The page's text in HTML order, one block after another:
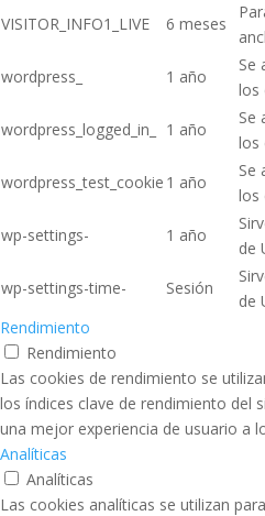
VISITOR_INFO1_LIVE
6 meses
wordpress_
1 año
Se
los
wordpress_logged_in_
1 año
Se
los
wordpress_test_cookie 1 año
Se
los
wp-settings-
1 año
de
wp-settings-time-
Sesión
de
Rendimiento
Rendimiento
Las cookies de rendimiento se
los índices clave de rendimiento del
una mejor experiencia de usuario a
Analíticas
Analíticas
Las cookies analíticas se utilizan